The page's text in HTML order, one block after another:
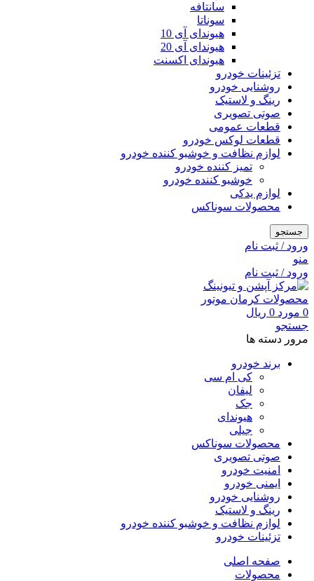
سانتافه
سوناتا
هیوندای آی 10
هیوندای آی 20
هیوندای اکسنت
تزئینات خودرو
روشنایی خودرو
رینگ و لاستیک
صوتی تصویری
قطعات عمومی
قطعات لوکس خودرو
لوازم نظافت و خوشبو کننده خودرو
تمیز کننده خودرو
خوشبو کننده خودرو
لوازم یدکی
محصولات سوناکس
جستجو
ورود / ثبت نام
منو
ورود / ثبت نام
0 مورد 0 ریال
جستجو
مرور دسته ها
برند خودرو
کی ام سی
لیفان
جک
هیوندای
جیلی
محصولات سوناکس
صوتی تصویری
امنیت خودرو
ایمنی خودرو
روشنایی خودرو
رینگ و لاستیک
لوازم نظافت و خوشبو کننده خودرو
تزئینات خودرو
صفحه اصلی
محصولات